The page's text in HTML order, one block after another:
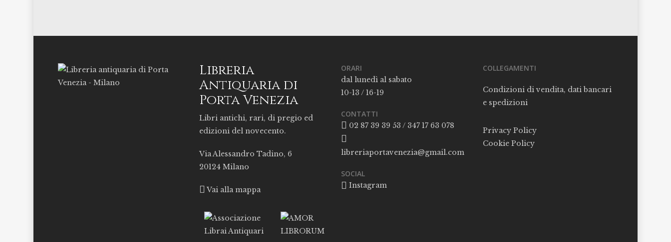
Libreria
Antiquaria di
Porta Venezia
Libri antichi, rari, di pregio ed
edizioni del novecento.
Via Alessandro Tadino, 6
20124 Milano
Vai alla mappa
ORARI
dal lunedì al sabato
10-13 / 16-19
CONTATTI
02 87 39 39 53 / 347 17 63 078
libreriaportavenezia@gmail.com
SOCIAL
Instagram
COLLEGAMENTI
Condizioni di vendita, dati bancari
e spedizioni
Privacy Policy
Cookie Policy